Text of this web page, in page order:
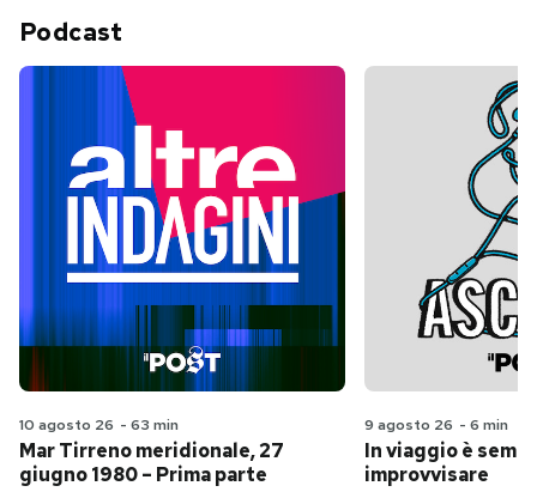
Podcast
10 agosto 26 - 63 min
Mar Tirreno meridionale, 27
giugno 1980 – Prima parte
9 agosto 26 - 6 min
In viaggio è
improvvisare